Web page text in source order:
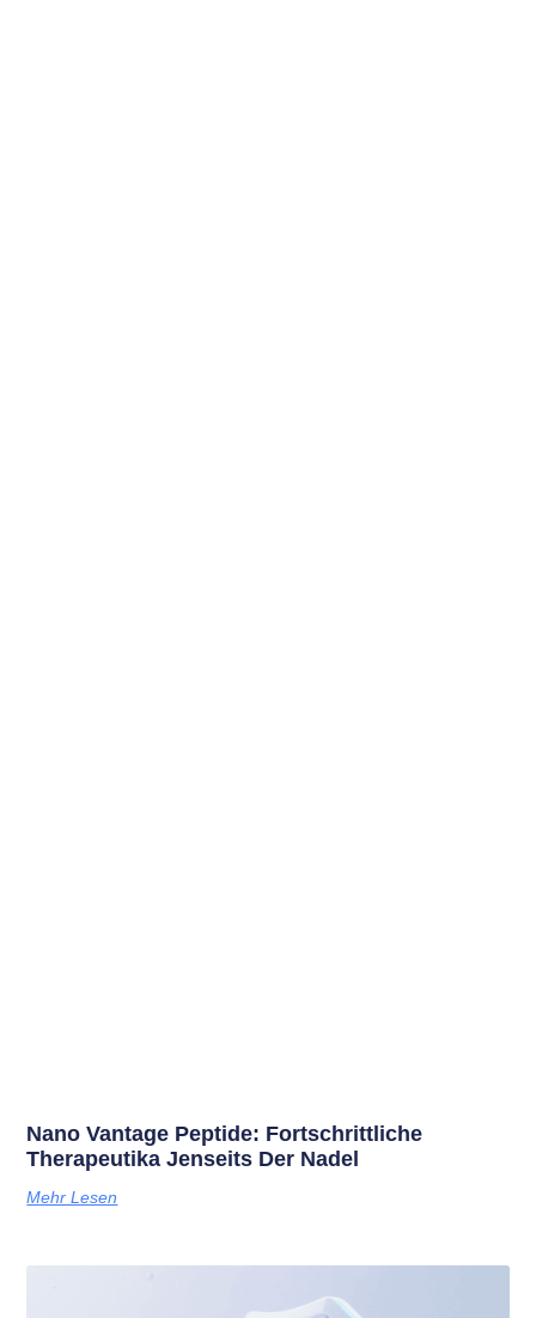
Nano Vantage Peptide: Fortschrittliche
Therapeutika Jenseits Der Nadel
Mehr Lesen